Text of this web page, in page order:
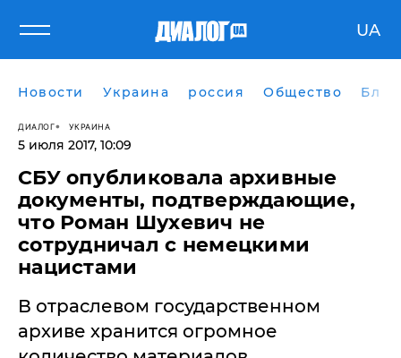
UA
Новости Украина россия Общество
ДИАЛОГ УКРАИНА
5 июля 2017, 10:09
СБУ опубликовала архивные
документы, подтверждающие,
что Роман Шухевич не
сотрудничал с немецкими
нацистами
В отраслевом государственном
архиве хранится огромное